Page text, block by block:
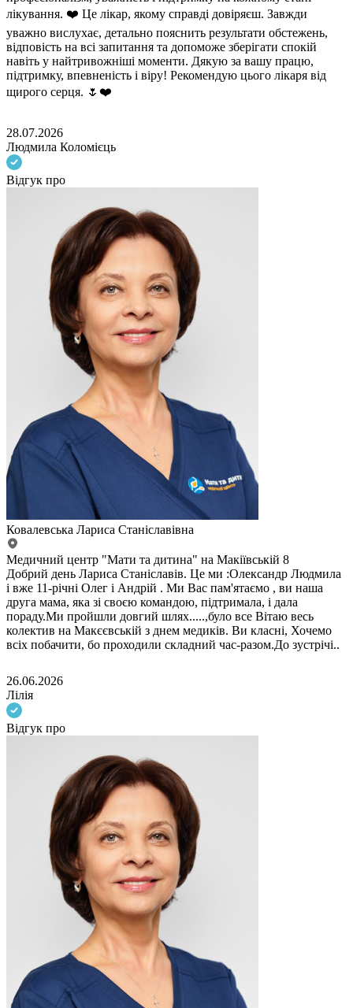
лікування. ❤️ Це лікар, якому справді довіряєш. Завжди
уважно вислухає, детально пояснить результати обстежень,
відповість на всі запитання та допоможе зберігати спокій
навіть у найтривожніші моменти. Дякую за вашу працю,
підтримку, впевненість і віру! Рекомендую цього лікаря від
щирого серця. 🌷❤️
28.07.2026
Людмила Коломієць
Відгук про
Ковалевська Лариса Станіславівна
Медичний центр "Мати та дитина" на Макіївській 8
Добрий день Лариса Станіславів. Це ми :Олександр Людмила
і вже 11-річні Олег і Андрій . Ми Вас пам'ятаємо , ви наша
друга мама, яка зі своєю командою, підтримала, і дала
пораду.Ми пройшли довгий шлях.....,було все Вітаю весь
колектив на Макєєвській з днем медиків. Ви класні, Хочемо
всіх побачити, бо проходили складний час-разом.До зустрічі..
26.06.2026
Лілія
Відгук про